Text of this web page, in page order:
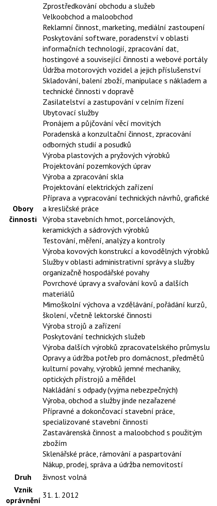
Obory
činnosti
Zprostředkování obchodu a služeb
Velkoobchod a maloobchod
Reklamní činnost, marketing, mediální zastoupení
Poskytování software, poradenství v oblasti
informačních technologií, zpracování dat,
hostingové a související činnosti a webové portály
Údržba motorových vozidel a jejich příslušenství
Skladování, balení zboží, manipulace s nákladem a
technické činnosti v dopravě
Zasilatelství a zastupování v celním řízení
Ubytovací služby
Pronájem a půjčování věcí movitých
Poradenská a konzultační činnost, zpracování
odborných studií a posudků
Výroba plastových a pryžových výrobků
Projektování pozemkových úprav
Výroba a zpracování skla
Projektování elektrických zařízení
Příprava a vypracování technických návrhů, grafické
a kresličské práce
Výroba stavebních hmot, porcelánových,
keramických a sádrových výrobků
Testování, měření, analýzy a kontroly
Výroba kovových konstrukcí a kovodělných výrobků
Služby v oblasti administrativní správy a služby
organizačně hospodářské povahy
Povrchové úpravy a svařování kovů a dalších
materiálů
Mimoškolní výchova a vzdělávání, pořádání kurzů,
školení, včetně lektorské činnosti
Výroba strojů a zařízení
Poskytování technických služeb
Výroba dalších výrobků zpracovatelského průmyslu
Opravy a údržba potřeb pro domácnost, předmětů
kulturní povahy, výrobků jemné mechaniky,
optických přístrojů a měřidel
Nakládání s odpady (vyjma nebezpečných)
Výroba, obchod a služby jinde nezařazené
Přípravné a dokončovací stavební práce,
specializované stavební činnosti
Zastavárenská činnost a maloobchod s použitým
zbožím
Sklenářské práce, rámování a paspartování
Nákup, prodej, správa a údržba nemovitostí
Druh
živnost volná
Vznik
oprávnění
31. 1. 2012